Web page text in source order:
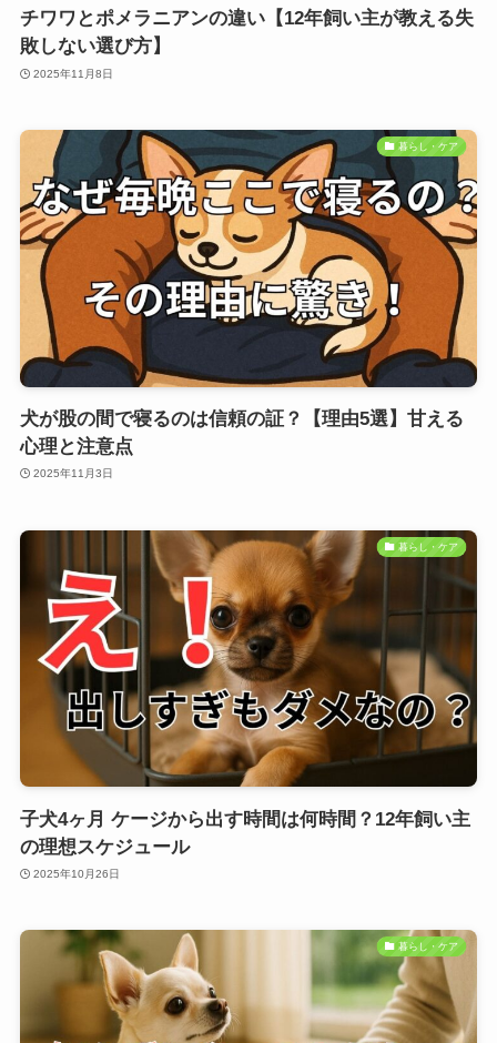
チワワとポメラニアンの違い【12年飼い主が教える失
敗しない選び方】
2025年11月8日
暮らし・ケア
犬が股の間で寝るのは信頼の証？【理由5選】甘える
心理と注意点
2025年11月3日
暮らし・ケア
子犬4ヶ月 ケージから出す時間は何時間？12年飼い主
の理想スケジュール
2025年10月26日
暮らし・ケア